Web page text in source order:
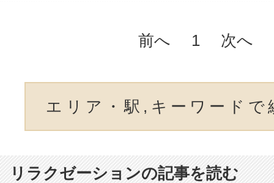
前へ 1 次へ
エリア・駅,キーワードで
リラクゼーションの記事を読む